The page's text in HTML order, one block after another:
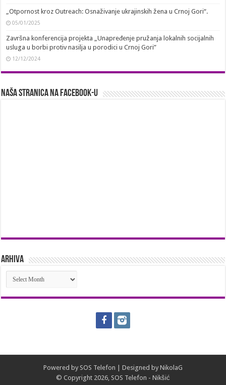
„Otpornost kroz Outreach: Osnaživanje ukrajinskih žena u Crnoj Gori“.
05/01/2025
Završna konferencija projekta „Unapređenje pružanja lokalnih socijalnih
usluga u borbi protiv nasilja u porodici u Crnoj Gori”
12/12/2024
Naša stranica na Facebook-u
Arhiva
Arhiva
Powered by SOS Telefon | Designed by NikolaG
© Copyright 2026, SOS Telefon - Nikšić